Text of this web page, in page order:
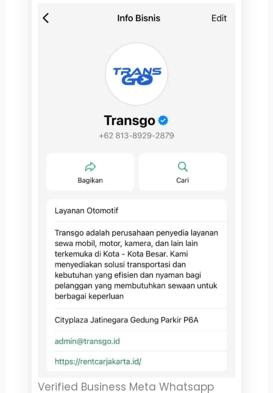
Verified Business Meta Whatsapp